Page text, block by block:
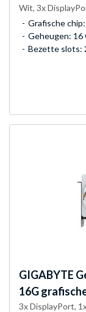
Wit, 3x
Grafische
Geheugen: 16
Bezette slots:
GIGABYTE
16G
3x DisplayPort,